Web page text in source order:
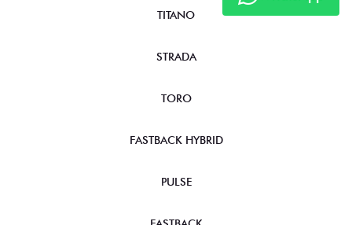
TITANO
STRADA
TORO
FASTBACK HYBRID
PULSE